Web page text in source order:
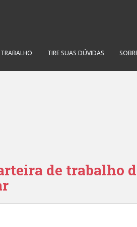
TIRE SUAS DÚVIDAS
de trabalho